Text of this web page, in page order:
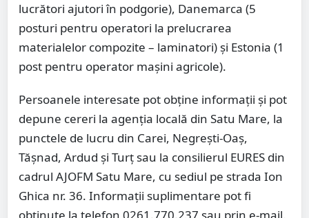
lucrători ajutori în podgorie), Danemarca (5
posturi pentru operatori la prelucrarea
materialelor compozite – laminatori) și Estonia (1
post pentru operator mașini agricole).
Persoanele interesate pot obține informații și pot
depune cereri la agenția locală din Satu Mare, la
punctele de lucru din Carei, Negrești-Oaș,
Tășnad, Ardud și Turț sau la consilierul EURES din
cadrul AJOFM Satu Mare, cu sediul pe strada Ion
Ghica nr. 36. Informații suplimentare pot fi